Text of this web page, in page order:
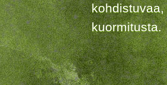
kuormitusta.